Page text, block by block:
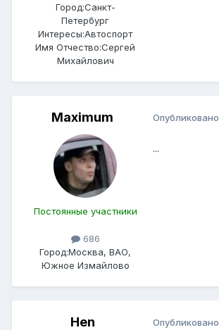
Город:Санкт-
Петербург
Интересы:Автоспорт
Имя Отчество:Сергей
Михайлович
Maximum
Постоянные участники
686
Город:Москва, ВАО,
Южное Измайлово
Опубликовано
...
Hen Опубликовано